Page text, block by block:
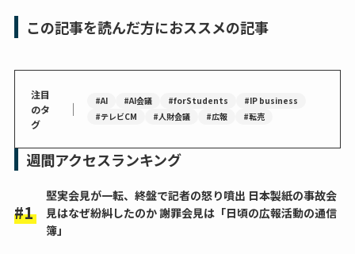
この記事を読んだ方におススメの記事
注目
のタ
グ
｜ #AI #AI会議 #forStudents
#IP business
#テレビCM
#人財会議 #広報 #転売
週間アクセスランキング
堅実会見が一転、終盤で記者の怒り噴出 日本製紙の事故会
見はなぜ紛糾したのか 謝罪会見は「日頃の広報活動の通信
簿」